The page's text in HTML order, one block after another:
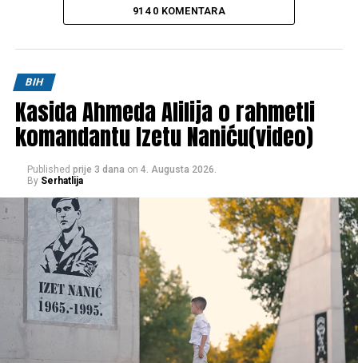
914 0 KOMENTARA
BIH
Kasida Ahmeda Alilija o rahmetli
komandantu Izetu Naniću(video)
Published prije 3 dana on 4. Augusta 2026.
By Serhatlija